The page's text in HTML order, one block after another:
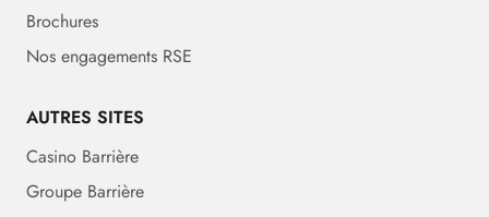
Brochures
Nos engagements RSE
AUTRES SITES
Casino Barrière
Groupe Barrière